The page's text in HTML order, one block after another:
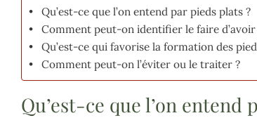
Qu’est-ce que l’on entend par pieds plats ?
Comment peut-on identifier le faire d’avoir
Qu’est-ce qui favorise la formation des
Comment peut-on l’éviter ou le traiter ?
Qu’est-ce que l’on entend